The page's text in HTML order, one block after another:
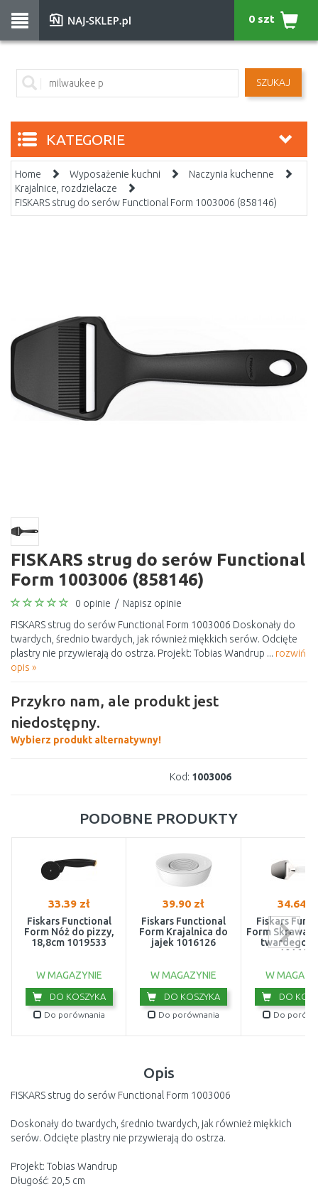
SZUKAJ
0 szt
KATEGORIE
Home Wyposażenie kuchni
Naczynia kuchenne
Krajalnice, rozdzielacze
FISKARS strug do serów Functional Form 1003006 (858146)
FISKARS strug do serów Functional
Form 1003006 (858146)
0 opinie / Napisz opinie
FISKARS strug do serów Functional Form 1003006 Doskonały do
twardych, średnio twardych, jak również miękkich serów. Odcięte
plastry nie przywierają do ostrza. Projekt: Tobias Wandrup ... rozwiń
opis »
Przykro nam, ale produkt jest
niedostępny.
Wybierz produkt alternatywny!
Kod: 1003006
PODOBNE PRODUKTY
33.39 zł
Fiskars Functional
Form Nóż do pizzy,
18,8cm 1019533
W MAGAZYNIE
DO KOSZYKA
Do porównania
39.90 zł
Fiskars Functional
Form Krajalnica do
jajek 1016126
W MAGAZYNIE
DO KOSZYKA
Do porównania
34.64
Fiskars
Form Skrawak
twardego,
1016129
W
DO
Do
Opis
FISKARS strug do serów Functional Form 1003006
Doskonały do twardych, średnio twardych, jak również miękkich
serów. Odcięte plastry nie przywierają do ostrza.
Projekt: Tobias Wandrup
Długość: 20,5 cm